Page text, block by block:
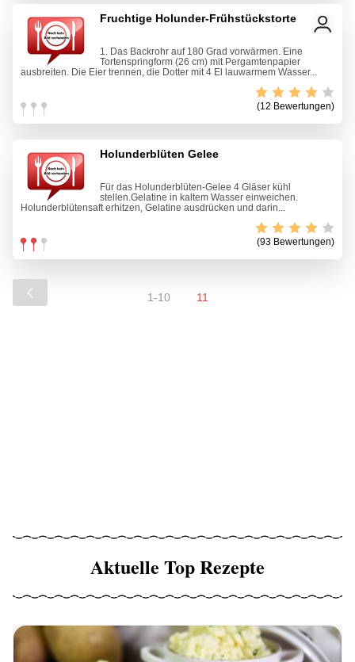
Fruchtige Holunder-Frühstückstorte
1. Das Backrohr auf 180 Grad vorwärmen. Eine
Tortenspringform (26 cm) mit Pergamtenpapier
ausbreiten. Die Eier trennen, die Dotter mit 4 El lauwarmem Wasser...
(12 Bewertungen)
Holunderblüten Gelee
Für das Holunderblüten-Gelee 4 Gläser kühl
stellen.Gelatine in kaltem Wasser einweichen.
Holunderblütensaft erhitzen, Gelatine ausdrücken und darin...
(93 Bewertungen)
1-10 11
Aktuelle Top Rezepte